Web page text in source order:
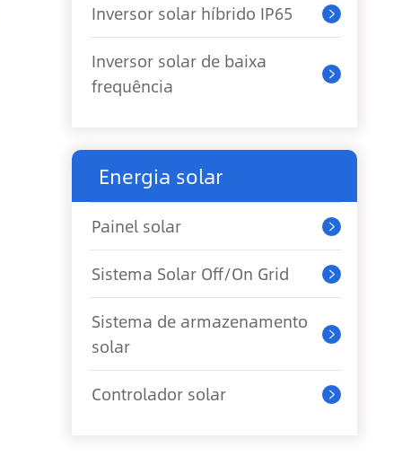
Inversor solar híbrido IP65 
Inversor solar de baixa
frequência

Energia solar
Painel solar 
Sistema Solar Off/On Grid 
Sistema de armazenamento
solar

Controlador solar 